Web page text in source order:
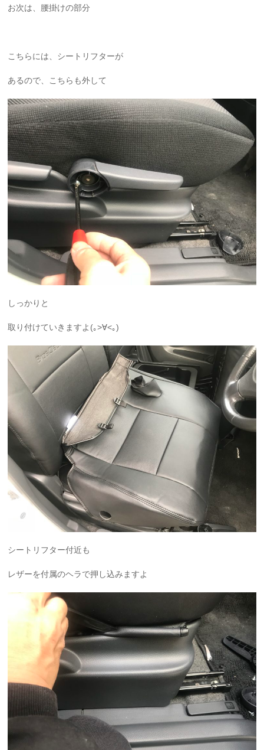
お次は、腰掛けの部分
こちらには、シートリフターが
あるので、こちらも外して
しっかりと
取り付けていきますよ(｡>∀<｡)
シートリフター付近も
レザーを付属のヘラで押し込みますよ